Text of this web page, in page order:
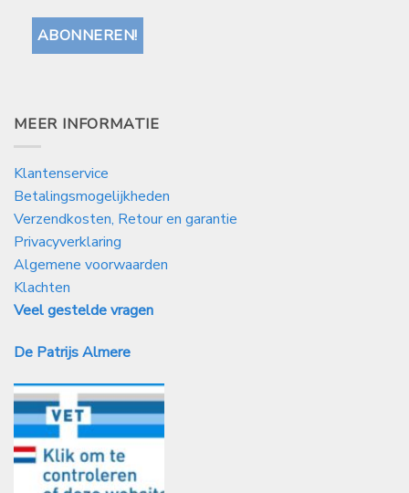
MEER INFORMATIE
Klantenservice
Betalingsmogelijkheden
Verzendkosten, Retour en garantie
Privacyverklaring
Algemene voorwaarden
Klachten
Veel gestelde vragen
De Patrijs Almere